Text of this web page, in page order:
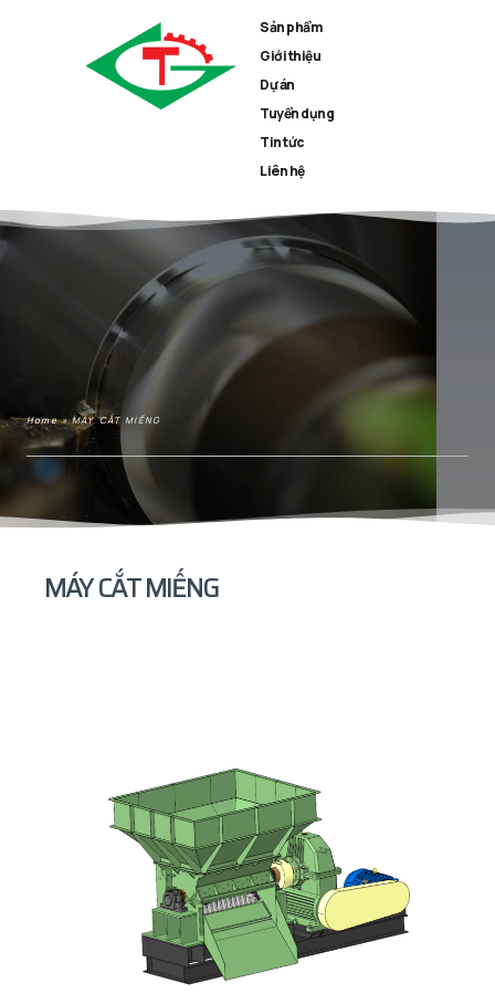
Sản phẩm
Giới thiệu
Dự án
Tuyển dụng
Tin tức
Liên hệ
Home»MÁY CẮT MIẾNG
MÁY CẮT MIẾNG